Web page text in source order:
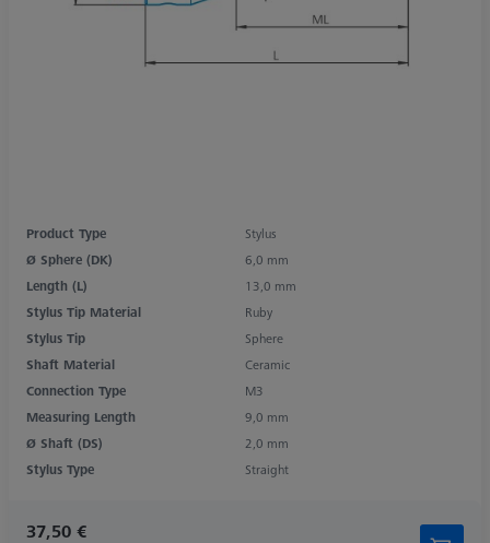
Product Type
Stylus
Ø Sphere (DK)
6,0 mm
Length (L)
13,0 mm
Stylus Tip Material
Ruby
Stylus Tip
Sphere
Shaft Material
Ceramic
Connection Type
M3
Measuring Length
9,0 mm
Ø Shaft (DS)
2,0 mm
Stylus Type
Straight
37,50 €